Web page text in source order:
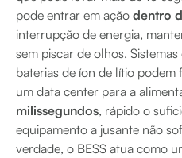
pode entrar em ação dentro
interrupção de energia,
sem piscar de olhos.
baterias de íon de lítio podem
um data center para a
milissegundos, rápido o
equipamento a jusante não
verdade, o BESS atua como